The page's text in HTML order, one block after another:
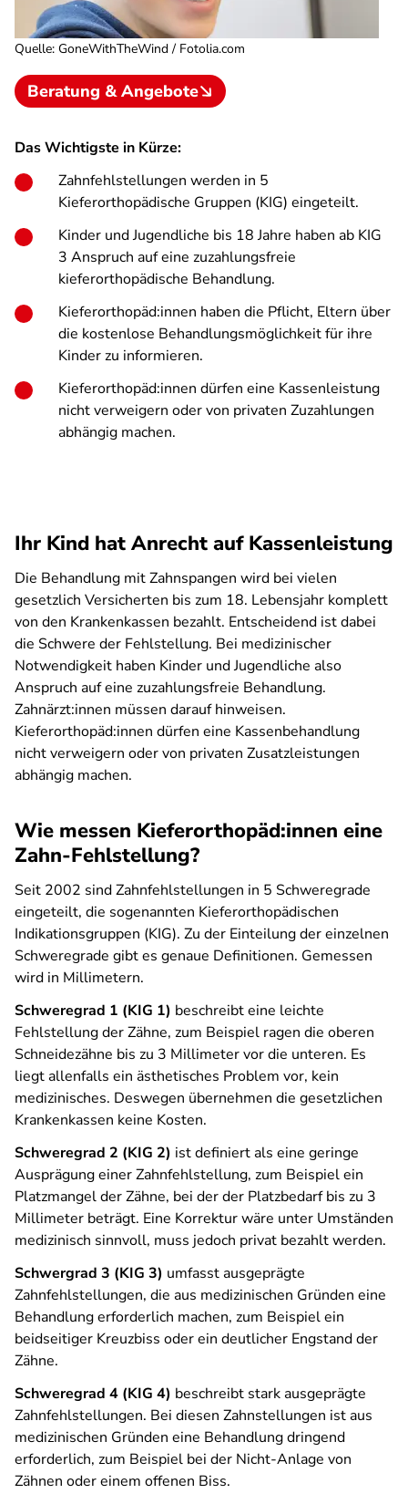
Quelle: GoneWithTheWind / Fotolia.com
Beratung & Angebote
Das Wichtigste in Kürze:
Zahnfehlstellungen werden in 5
Kieferorthopädische Gruppen (KIG) eingeteilt.
Kinder und Jugendliche bis 18 Jahre haben ab KIG
3 Anspruch auf eine zuzahlungsfreie
kieferorthopädische Behandlung.
Kieferorthopäd:innen haben die Pflicht, Eltern über
die kostenlose Behandlungsmöglichkeit für ihre
Kinder zu informieren.
Kieferorthopäd:innen dürfen eine Kassenleistung
nicht verweigern oder von privaten Zuzahlungen
abhängig machen.
Ihr Kind hat Anrecht auf Kassenleistung
Die Behandlung mit Zahnspangen wird bei vielen
gesetzlich Versicherten bis zum 18. Lebensjahr komplett
von den Krankenkassen bezahlt. Entscheidend ist dabei
die Schwere der Fehlstellung. Bei medizinischer
Notwendigkeit haben Kinder und Jugendliche also
Anspruch auf eine zuzahlungsfreie Behandlung.
Zahnärzt:innen müssen darauf hinweisen.
Kieferorthopäd:innen dürfen eine Kassenbehandlung
nicht verweigern oder von privaten Zusatzleistungen
abhängig machen.
Wie messen Kieferorthopäd:innen eine
Zahn-Fehlstellung?
Seit 2002 sind Zahnfehlstellungen in 5 Schweregrade
eingeteilt, die sogenannten Kieferorthopädischen
Indikationsgruppen (KIG). Zu der Einteilung der einzelnen
Schweregrade gibt es genaue Definitionen. Gemessen
wird in Millimetern.
Schweregrad 1 (KIG 1) beschreibt eine leichte
Fehlstellung der Zähne, zum Beispiel ragen die oberen
Schneidezähne bis zu 3 Millimeter vor die unteren. Es
liegt allenfalls ein ästhetisches Problem vor, kein
medizinisches. Deswegen übernehmen die gesetzlichen
Krankenkassen keine Kosten.
Schweregrad 2 (KIG 2) ist definiert als eine geringe
Ausprägung einer Zahnfehlstellung, zum Beispiel ein
Platzmangel der Zähne, bei der der Platzbedarf bis zu 3
Millimeter beträgt. Eine Korrektur wäre unter Umständen
medizinisch sinnvoll, muss jedoch privat bezahlt werden.
Schwergrad 3 (KIG 3) umfasst ausgeprägte
Zahnfehlstellungen, die aus medizinischen Gründen eine
Behandlung erforderlich machen, zum Beispiel ein
beidseitiger Kreuzbiss oder ein deutlicher Engstand der
Zähne.
Schweregrad 4 (KIG 4) beschreibt stark ausgeprägte
Zahnfehlstellungen. Bei diesen Zahnstellungen ist aus
medizinischen Gründen eine Behandlung dringend
erforderlich, zum Beispiel bei der Nicht-Anlage von
Zähnen oder einem offenen Biss.